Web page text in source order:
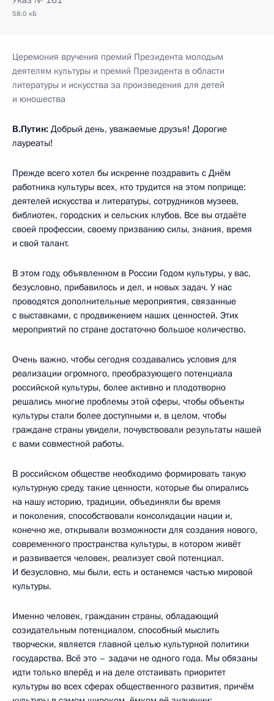
58.0 кБ
Церемония вручения премий Президента молодым
деятелям культуры и премий Президента в области
литературы и искусства за произведения для детей
и юношества
В.Путин: Добрый день, уважаемые друзья! Дорогие
лауреаты!
Прежде всего хотел бы искренне поздравить с Днём
работника культуры всех, кто трудится на этом поприще:
деятелей искусства и литературы, сотрудников музеев,
библиотек, городских и сельских клубов. Все вы отдаёте
своей профессии, своему призванию силы, знания, время
и свой талант.
В этом году, объявленном в России Годом культуры, у вас,
безусловно, прибавилось и дел, и новых задач. У нас
проводятся дополнительные мероприятия, связанные
с выставками, с продвижением наших ценностей. Этих
мероприятий по стране достаточно большое количество.
Очень важно, чтобы сегодня создавались условия для
реализации огромного, преобразующего потенциала
российской культуры, более активно и плодотворно
решались многие проблемы этой сферы, чтобы объекты
культуры стали более доступными и, в целом, чтобы
граждане страны увидели, почувствовали результаты нашей
с вами совместной работы.
В российском обществе необходимо формировать такую
культурную среду, такие ценности, которые бы опирались
на нашу историю, традиции, объединяли бы время
и поколения, способствовали консолидации нации и,
конечно же, открывали возможности для создания нового,
современного пространства культуры, в котором живёт
и развивается человек, реализует свой потенциал.
И безусловно, мы были, есть и останемся частью мировой
культуры.
Именно человек, гражданин страны, обладающий
созидательным потенциалом, способный мыслить
творчески, является главной целью культурной политики
государства. Всё это – задачи не одного года. Мы обязаны
идти только вперёд и на деле отстаивать приоритет
культуры во всех сферах общественного развития, причём